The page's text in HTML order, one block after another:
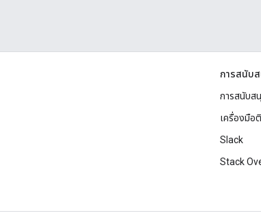
การสนับ
การสนับส
เครื่องมือ
Slack
Stack